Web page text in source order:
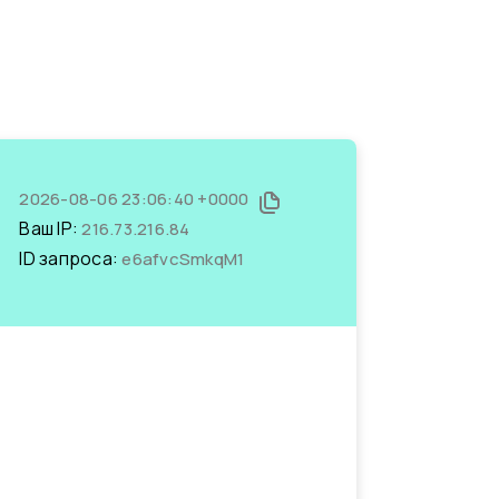
2026-08-06 23:06:40 +0000
Ваш IP:216.73.216.84
ID запроса:e6afvcSmkqM1